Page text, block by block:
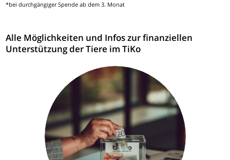
*bei durchgängiger Spende ab dem 3. Monat
Alle Möglichkeiten und Infos zur finanziellen
Unterstützung der Tiere im TiKo